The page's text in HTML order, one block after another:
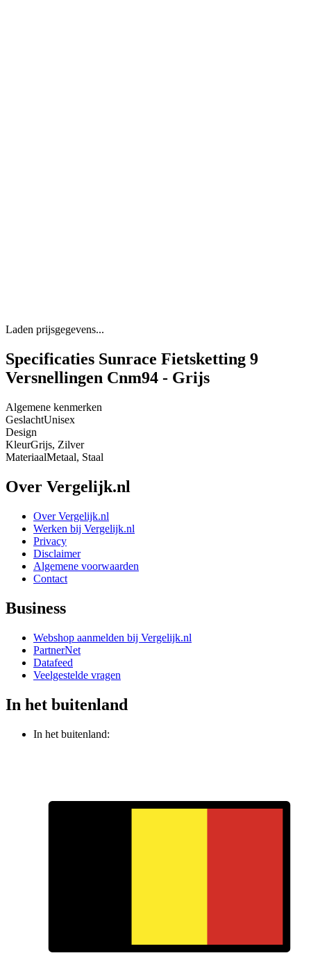
Laden prijsgegevens...
Specificaties Sunrace Fietsketting 9
Versnellingen Cnm94 - Grijs
Algemene kenmerken
GeslachtUnisex
Design
KleurGrijs, Zilver
MateriaalMetaal, Staal
Over Vergelijk.nl
Over Vergelijk.nl
Werken bij Vergelijk.nl
Privacy
Disclaimer
Algemene voorwaarden
Contact
Business
Webshop aanmelden bij Vergelijk.nl
PartnerNet
Datafeed
Veelgestelde vragen
In het buitenland
In het buitenland: